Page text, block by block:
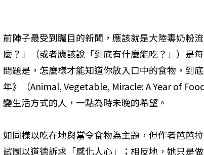
前陣子最受到矚目的新聞，應該就是大陸毒奶粉
麼？」（或者應該說「到底有什麼能吃？」）是
問題是，怎麼樣才能知道你放入口中的食物，到
年》（Animal, Vegetable, Miracle: A Year of
變生活方式的人，一點為時未晚的希望。
如同樣以吃在地與當令食物為主題，但作者芭芭
試圖以道德訴求「感化人心」；相反地，她只是